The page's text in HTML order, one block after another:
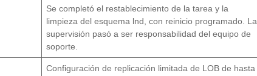
Se completó el restablecimiento de la tarea y la
limpieza del esquema lnd, con reinicio programado. La
supervisión pasó a ser responsabilidad del equipo de
soporte.
Configuración de replicación limitada de LOB de hasta